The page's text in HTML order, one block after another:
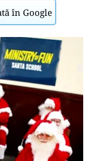
în Google